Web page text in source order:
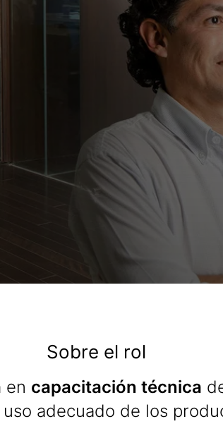
Sobre el rol
en capacitación técnica
adecuado de los